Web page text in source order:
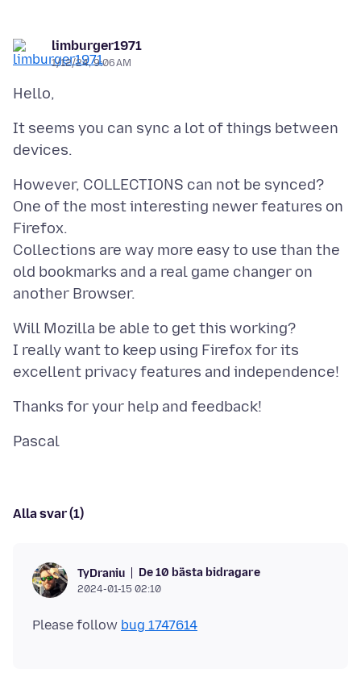
limburger1971
1/12/24, 9:06 AM
It seems you can sync a lot of things between
However, COLLECTIONS can not be synced?
One of the most interesting newer features on
Firefox.
Collections are way more easy to use than the
old bookmarks and a real game changer on
Will Mozilla be able to get this working?
I really want to keep using Firefox for its
Alla svar (1)
TyDraniu De 10 bästa bidragare
2024-01-15 02:10
Please follow bug 1747614